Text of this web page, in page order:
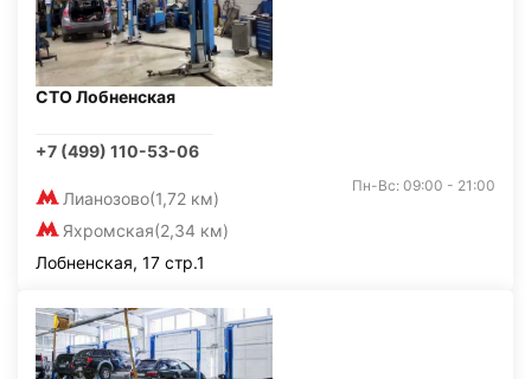
СТО Лобненская
+7 (499) 110-53-06
Лианозово(1,72 км)
Яхромская(2,34 км)
Пн-Вс: 09:00 - 21:00
Лобненская, 17 стр.1